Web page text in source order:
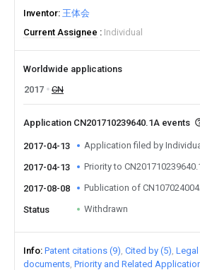
Inventor 王体会
Current Assignee
Individual
Worldwide applications
2017
CN
Application CN201710239640.1A events
2017-04-13 Application filed by
2017-04-13 Priority to
2017-08-08 Publication of
Status Withdrawn
Info Patent citations (9) Cited by (5)
documents Priority and Related